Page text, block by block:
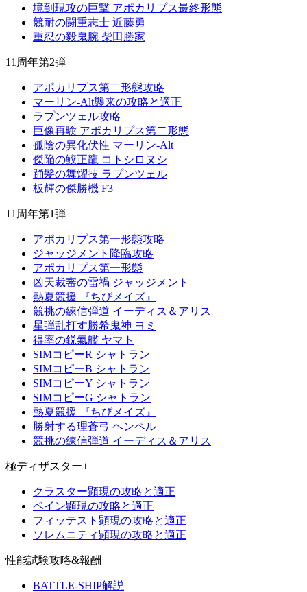
境到現攻の巨撃 アポカリプス最終形態
競耐の闘重志士 近藤勇
重忍の毅鬼腕 柴田勝家
11周年第2弾
アポカリプス第二形態攻略
マーリン-Alt襲来の攻略と適正
ラプンツェル攻略
巨像再験 アポカリプス第二形態
孤陰の異化伏性 マーリン-Alt
傑陥の鮫正龍 コトシロヌシ
踊髪の舞燿技 ラプンツェル
板輝の傑勝機 F3
11周年第1弾
アポカリプス第一形態攻略
ジャッジメント降臨攻略
アポカリプス第一形態
凶天裁審の雷禍 ジャッジメント
熱夏競援 『ちびメイズ』
競挑の練信弾道 イーディス＆アリス
星弾乱打す勝希鬼神 ヨミ
得率の鋭氣艦 ヤマト
SIMコピーR シャトラン
SIMコピーB シャトラン
SIMコピーY シャトラン
SIMコピーG シャトラン
熱夏競援 『ちびメイズ』
勝射する理蒼弓 ヘンペル
競挑の練信弾道 イーディス＆アリス
極ディザスター+
クラスター顕現の攻略と適正
ペイン顕現の攻略と適正
フィッテスト顕現の攻略と適正
ソレムニティ顕現の攻略と適正
性能試験攻略&報酬
BATTLE-SHIP解説